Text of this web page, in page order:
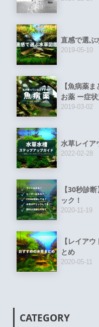
直感で選ぶ
2019-05-10
【魚病薬
お薬 ー症
2019-03-02
水草レイア
2022-02-28
【30秒診
ック！
2020-11-19
【レイア
とめ
2020-05-11
CATEGORY